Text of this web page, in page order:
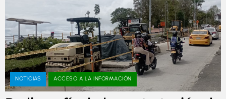
NOTICIAS ACCESO A LA INFORMACIÓN